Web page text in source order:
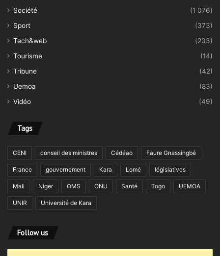
Société
(1 076)
Sport
(373)
Tech&web
(203)
Tourisme
(14)
Tribune
(42)
Uemoa
(83)
Vidéo
(49)
Tags
CENI conseil des ministres Cédéao Faure Gnassingbé
France gouvernement Kara Lomé législatives
Mali Niger OMS ONU Santé Togo UEMOA
UNIR Université de Kara
Follow us